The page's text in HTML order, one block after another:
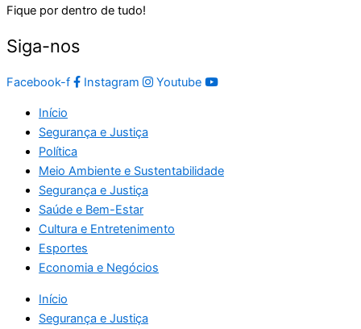
Fique por dentro de tudo!
Siga-nos
Facebook-f Instagram Youtube
Início
Segurança e Justiça
Política
Meio Ambiente e Sustentabilidade
Segurança e Justiça
Saúde e Bem-Estar
Cultura e Entretenimento
Esportes
Economia e Negócios
Início
Segurança e Justiça